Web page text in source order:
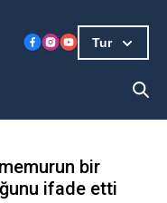
Tur
bir
ifade etti